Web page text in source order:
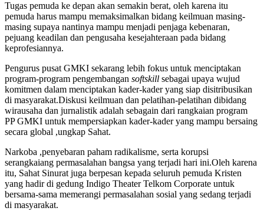
Tugas pemuda ke depan akan semakin berat, oleh karena itu
pemuda harus mampu memaksimalkan bidang keilmuan masing-
masing supaya nantinya mampu menjadi penjaga kebenaran,
pejuang keadilan dan pengusaha kesejahteraan pada bidang
keprofesiannya.
Pengurus pusat GMKI sekarang lebih fokus untuk menciptakan
program-program pengembangan softskill sebagai upaya wujud
komitmen dalam menciptakan kader-kader yang siap disitribusikan
di masyarakat.Diskusi keilmuan dan pelatihan-pelatihan dibidang
wirausaha dan jurnalistik adalah sebagain dari rangkaian program
PP GMKI untuk mempersiapkan kader-kader yang mampu bersaing
secara global ,ungkap Sahat.
Narkoba ,penyebaran paham radikalisme, serta korupsi
serangkaiang permasalahan bangsa yang terjadi hari ini.Oleh karena
itu, Sahat Sinurat juga berpesan kepada seluruh pemuda Kristen
yang hadir di gedung Indigo Theater Telkom Corporate untuk
bersama-sama memerangi permasalahan sosial yang sedang terjadi
di masyarakat.